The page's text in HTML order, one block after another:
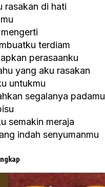
rasakan di hati
terdiam
perasaanku
yang aku rasakan
untukmu
segalanya padamu
semakin meraja
indah senyumanmu